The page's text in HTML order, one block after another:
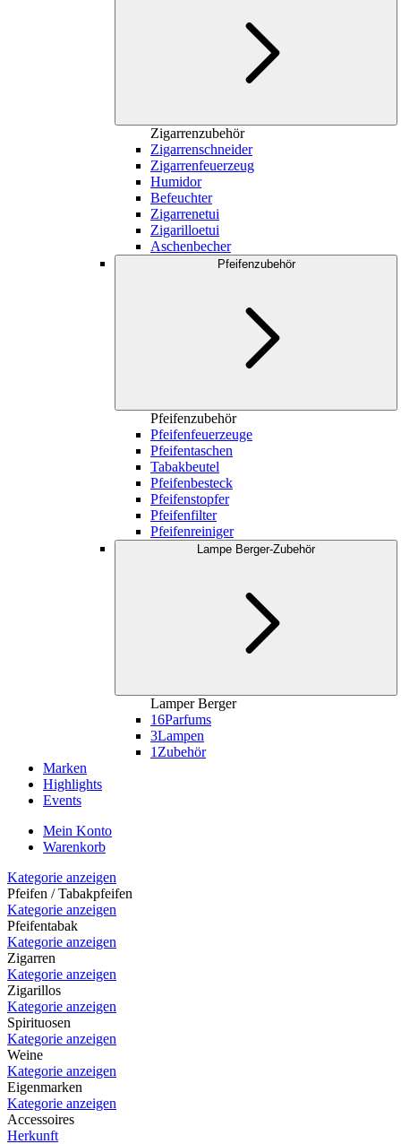
Zigarrenzubehör
Zigarrenschneider
Zigarrenfeuerzeug
Humidor
Befeuchter
Zigarrenetui
Zigarilloetui
Aschenbecher
Pfeifenzubehör
Pfeifenzubehör
Pfeifenfeuerzeuge
Pfeifentaschen
Tabakbeutel
Pfeifenbesteck
Pfeifenstopfer
Pfeifenfilter
Pfeifenreiniger
Lampe Berger-Zubehör
Lamper Berger
16Parfums
3Lampen
1 Zubehör
Marken
Highlights
Events
Mein Konto
Warenkorb
Kategorie anzeigen
Pfeifen / Tabakpfeifen
Kategorie anzeigen
Pfeifentabak
Kategorie anzeigen
Zigarren
Kategorie anzeigen
Zigarillos
Kategorie anzeigen
Spirituosen
Kategorie anzeigen
Weine
Kategorie anzeigen
Eigenmarken
Kategorie anzeigen
Accessoires
Herkunft